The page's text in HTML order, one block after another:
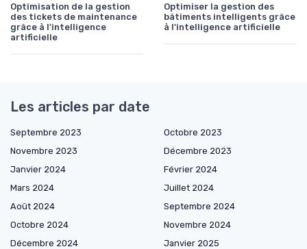
Optimisation de la gestion
des tickets de maintenance
grâce à l'intelligence
artificielle
Optimiser la gestion des
bâtiments intelligents grâce
à l'intelligence artificielle
Les articles par date
Septembre 2023
Octobre 2023
Novembre 2023
Décembre 2023
Janvier 2024
Février 2024
Mars 2024
Juillet 2024
Août 2024
Septembre 2024
Octobre 2024
Novembre 2024
Décembre 2024
Janvier 2025